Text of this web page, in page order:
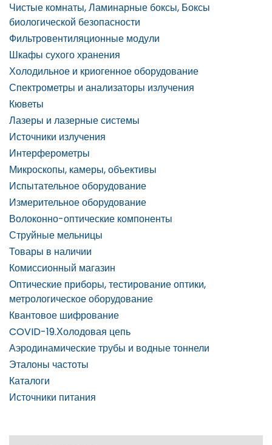
Чистые комнаты, Ламинарные боксы, Боксы
биологической безопасности
Фильтровентиляционные модули
Шкафы сухого хранения
Холодильное и криогенное оборудование
Спектрометры и анализаторы излучения
Кюветы
Лазеры и лазерные системы
Источники излучения
Интерферометры
Микроскопы, камеры, объективы
Испытательное оборудование
Измерительное оборудование
Волоконно-оптические компоненты
Струйные мельницы
Товары в наличии
Комиссионный магазин
Оптические приборы, тестирование оптики,
метрологическое оборудование
Квантовое шифрование
COVID-19.Холодовая цепь
Аэродинамические трубы и водные тоннели
Эталоны частоты
Каталоги
Источники питания